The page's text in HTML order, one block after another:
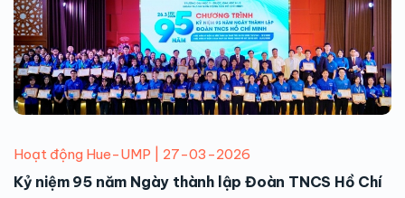
Hoạt động Hue-UMP | 27-03-2026
Kỷ niệm 95 năm Ngày thành lập Đoàn TNCS Hồ Chí